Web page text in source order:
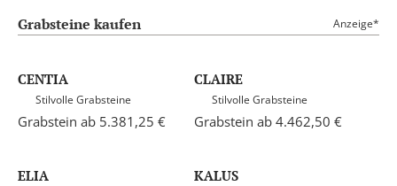
Grabsteine kaufen Anzeige*
CENTIA
Stilvolle Grabsteine
Grabstein ab 5.381,25 €
CLAIRE
Stilvolle Grabsteine
Grabstein ab 4.462,50 €
ELIA KALUS